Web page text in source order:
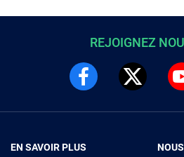
REJOIGNEZ
EN SAVOIR PLUS